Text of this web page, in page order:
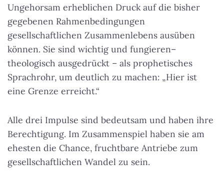
Ungehorsam erheblichen Druck auf die bisher
gegebenen Rahmenbedingungen
gesellschaftlichen Zusammenlebens ausüben
können. Sie sind wichtig und fungieren–
theologisch ausgedrückt – als prophetisches
Sprachrohr, um deutlich zu machen: „Hier ist
eine Grenze erreicht.“
Alle drei Impulse sind bedeutsam und haben ihre
Berechtigung. Im Zusammenspiel haben sie am
ehesten die Chance, fruchtbare Antriebe zum
gesellschaftlichen Wandel zu sein.